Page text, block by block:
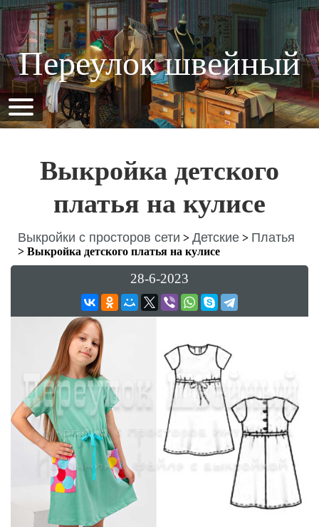
Переулок швейный
Выкройка детского
платья на кулисе
Выкройки с просторов сети > Детские > Платья
> Выкройка детского платья на кулисе
28-6-2023